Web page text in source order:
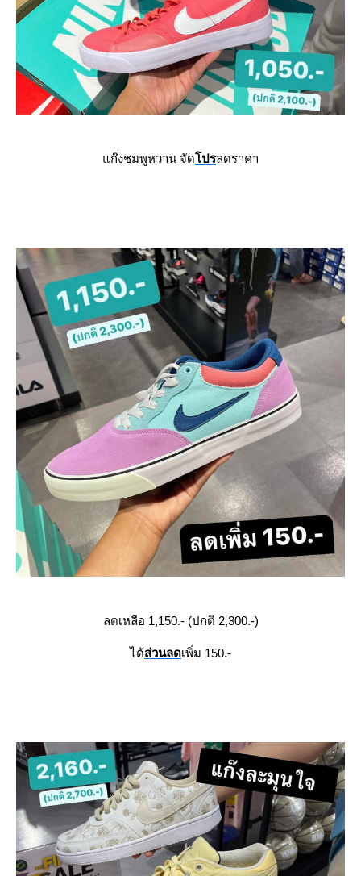
ก๊งชมพูหวาน จัดปรลดราคา
ลดเหลือ 1,150.- (ปกติ 2,300.-)
ได้ส่วนลดเพิ่ม 150.-